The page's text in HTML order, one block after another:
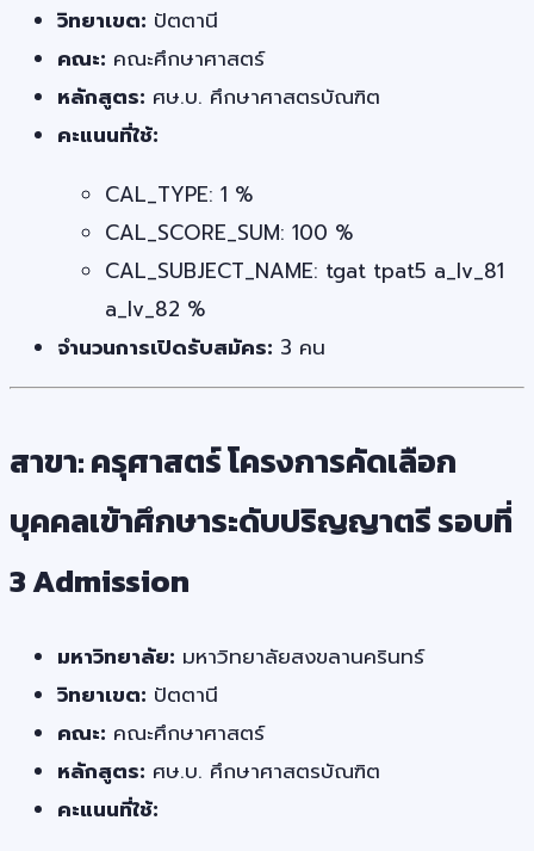
วิทยาเขต: ปัตตานี
คณะ: คณะศึกษาศาสตร์
หลักสูตร: ศษ.บ. ศึกษาศาสตรบัณฑิต
คะแนนที่ใช้:
CAL_TYPE: 1 %
CAL_SCORE_SUM: 100 %
CAL_SUBJECT_NAME: tgat tpat5 a_lv_81
a_lv_82 %
จำนวนการเปิดรับสมัคร: 3 คน
สาขา: ครุศาสตร์ โครงการคัดเลือก
บุคคลเข้าศึกษาระดับปริญญาตรี รอบที่
3 Admission
มหาวิทยาลัย: มหาวิทยาลัยสงขลานครินทร์
วิทยาเขต: ปัตตานี
คณะ: คณะศึกษาศาสตร์
หลักสูตร: ศษ.บ. ศึกษาศาสตรบัณฑิต
คะแนนที่ใช้: